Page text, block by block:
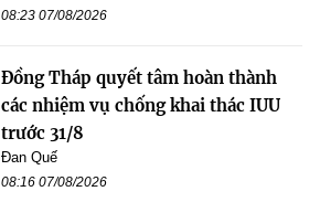
08:23 07/08/2026
Đồng Tháp quyết tâm hoàn thành
các nhiệm vụ chống khai thác IUU
trước 31/8
Đan Quế
08:16 07/08/2026